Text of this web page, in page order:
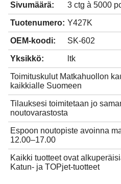
Sivumäärä: 3 ctg à 5000
Tuotenumero: Y427K
OEM-koodi: SK-602
Yksikkö: ltk
Toimituskulut Matkahuollon
kaikkialle Suomeen
Tilauksesi toimitetaan jo
noutovarastosta
Espoon noutopiste avoinna
12.00–17.00
Kaikki tuotteet ovat
Katun- ja TOPjet-tuotteet